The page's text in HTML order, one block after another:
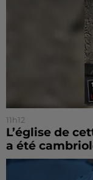
11h12
L’église de
a été